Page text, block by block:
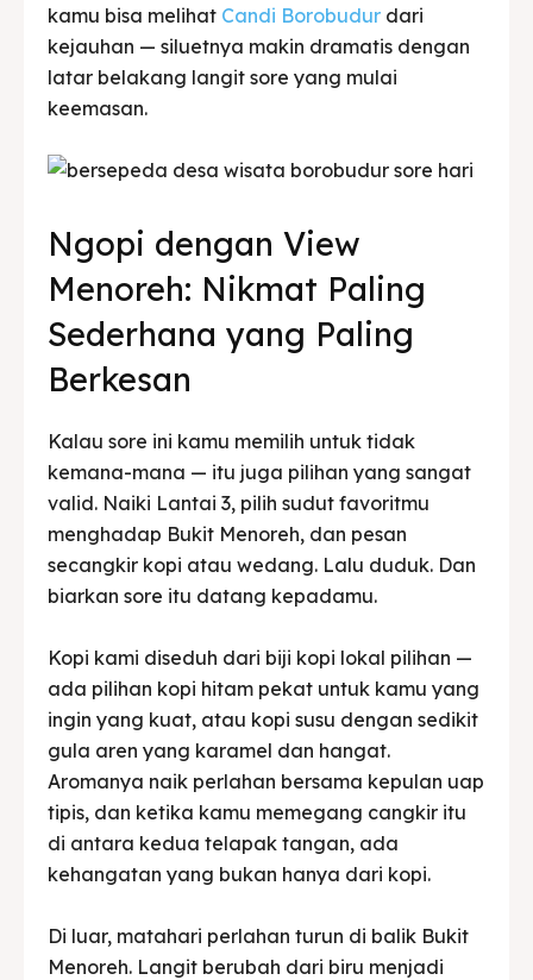
kamu bisa melihat Candi Borobudur dari
kejauhan — siluetnya makin dramatis dengan
latar belakang langit sore yang mulai
keemasan.
Ngopi dengan View
Menoreh: Nikmat Paling
Sederhana yang Paling
Berkesan
Kalau sore ini kamu memilih untuk tidak
kemana-mana — itu juga pilihan yang sangat
valid. Naiki Lantai 3, pilih sudut favoritmu
menghadap Bukit Menoreh, dan pesan
secangkir kopi atau wedang. Lalu duduk. Dan
biarkan sore itu datang kepadamu.
Kopi kami diseduh dari biji kopi lokal pilihan —
ada pilihan kopi hitam pekat untuk kamu yang
ingin yang kuat, atau kopi susu dengan sedikit
gula aren yang karamel dan hangat.
Aromanya naik perlahan bersama kepulan uap
tipis, dan ketika kamu memegang cangkir itu
di antara kedua telapak tangan, ada
kehangatan yang bukan hanya dari kopi.
Di luar, matahari perlahan turun di balik Bukit
Menoreh. Langit berubah dari biru menjadi